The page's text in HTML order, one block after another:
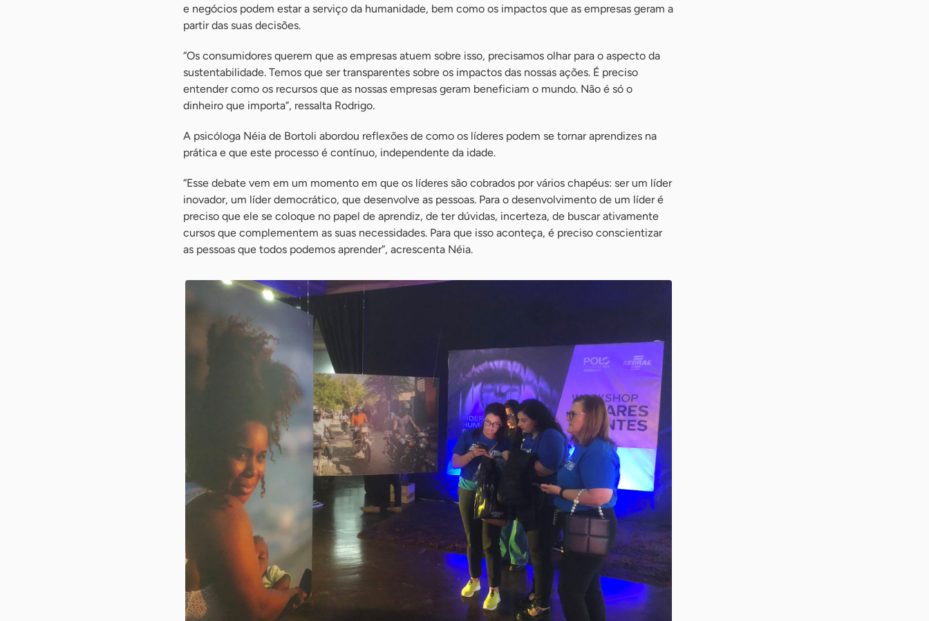
e negócios podem estar a serviço da humanidade, bem como os impactos que as empresas geram a
partir das suas decisões.
“Os consumidores querem que as empresas atuem sobre isso, precisamos olhar para o aspecto da
sustentabilidade. Temos que ser transparentes sobre os impactos das nossas ações. É preciso
entender como os recursos que as nossas empresas geram beneficiam o mundo. Não é só o
dinheiro que importa”, ressalta Rodrigo.
A psicóloga Néia de Bortoli abordou reflexões de como os líderes podem se tornar aprendizes na
prática e que este processo é contínuo, independente da idade.
“Esse debate vem em um momento em que os líderes são cobrados por vários chapéus: ser um líder
inovador, um líder democrático, que desenvolve as pessoas. Para o desenvolvimento de um líder é
preciso que ele se coloque no papel de aprendiz, de ter dúvidas, incerteza, de buscar ativamente
cursos que complementem as suas necessidades. Para que isso aconteça, é preciso conscientizar
as pessoas que todos podemos aprender”, acrescenta Néia.